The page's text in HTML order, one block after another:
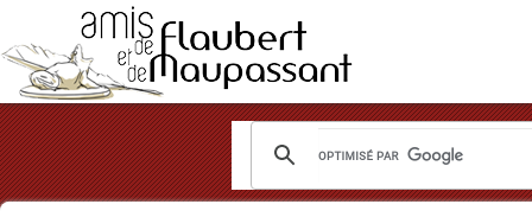
Les